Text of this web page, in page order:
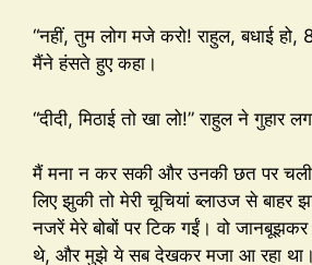
“नहीं, तुम लोग मजे करो! राहुल, बधाई
मैंने हंसते हुए कहा।
“दीदी, मिठाई तो खा लो!” राहुल ने गुहार
मैं मना न कर सकी और उनकी छत पर
लिए झुकी तो मेरी चूचियां ब्लाउज से बाहर
नजरें मेरे बोबों पर टिक गईं। वो जानबूझकर
थे, और मुझे ये सब देखकर मजा आ रहा था।